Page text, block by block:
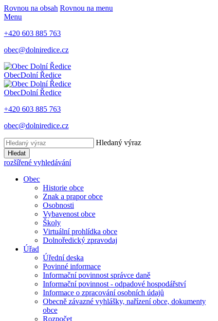
Rovnou na obsah Rovnou na menu
Menu
+420 603 885 763
obec@dolniredice.cz
ObecDolní Ředice
ObecDolní Ředice
+420 603 885 763
obec@dolniredice.cz
Hledaný výraz
Hledat
rozšířené vyhledávání
Obec
Historie obce
Znak a prapor obce
Osobnosti
Vybavenost obce
Školy
Virtuální prohlídka obce
Dolnoředický zpravodaj
Úřad
Úřední deska
Povinné informace
Informační povinnost správce daně
Informační povinnost - odpadové hospodářství
Informace o zpracování osobních údajů
Obecně závazné vyhlášky, nařízení obce, dokumenty
obce
Rozpočet